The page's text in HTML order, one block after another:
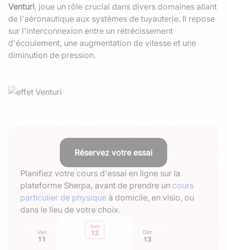
Venturi, joue un rôle crucial dans divers domaines allant
de l'aéronautique aux systèmes de tuyauterie. Il repose
sur l'interconnexion entre un rétrécissement
d'écoulement, une augmentation de vitesse et une
diminution de pression.
Réservez votre essai
Planifiez votre cours d'essai en ligne sur la
plateforme Sherpa, avant de prendre un cours
particulier de physique à domicile, en visio, ou
dans le lieu de votre choix.